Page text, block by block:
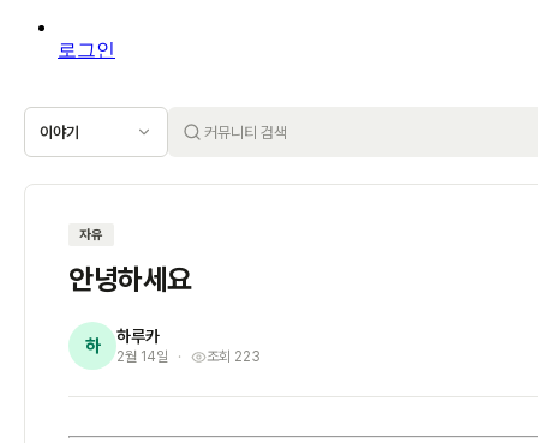
로그인
이야기
자유
안녕하세요
하 하루카
2월 14일 조회 223